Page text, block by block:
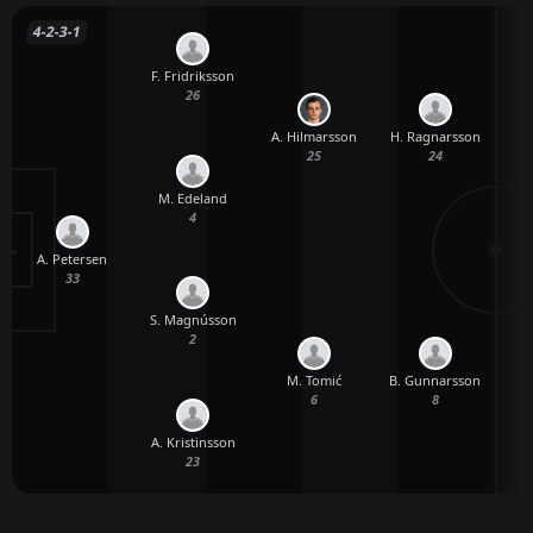
4-2-3-1
A. Petersen
33
A. Kristinsson
23
S. Magnússon
2
M. Edeland
4
F. Fridriksson
26
M. Tomić
6
A. Hilmarsson
25
B. Gunnarsson
8
H. Ragnarsson
24